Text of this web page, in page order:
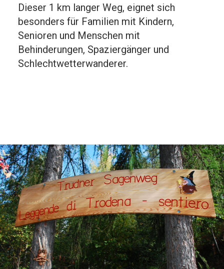
Dieser 1 km langer Weg, eignet sich
besonders für Familien mit Kindern,
Senioren und Menschen mit
Behinderungen, Spaziergänger und
Schlechtwetterwanderer.